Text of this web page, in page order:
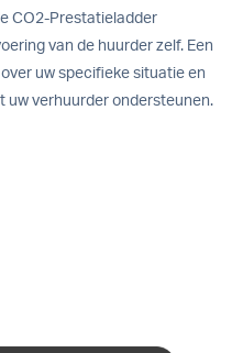
CO2-Prestatieladder
van de huurder zelf. Een
uw specifieke situatie en
uw verhuurder ondersteunen.